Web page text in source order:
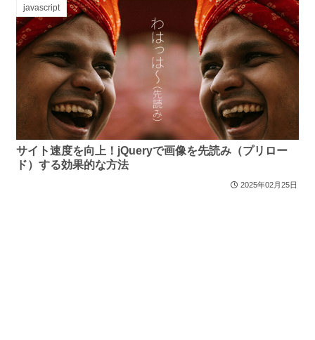
javascript
サイト速度を向上！jQueryで画像を先読み（プリロー
ド）する効果的な方法
2025年02月25日